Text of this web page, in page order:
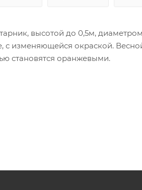
высотой до 0,5м,
с изменяющейся окраской.
становятся оранжевыми.